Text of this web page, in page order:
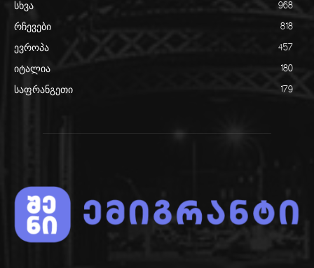
სხვა 968
რჩევები 818
ევროპა 457
იტალია 180
საფრანგეთი 179